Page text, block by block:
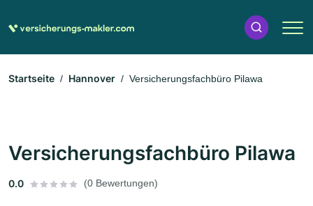
Startseite Hannover Versicherungsfachbüro Pilawa
Versicherungsfachbüro Pilawa
0.0 (0 Bewertungen)